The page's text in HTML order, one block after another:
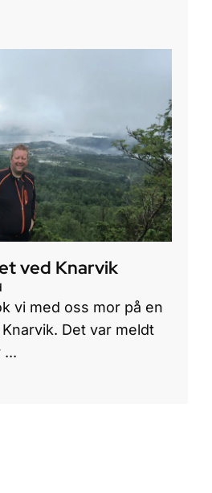
ved Knarvik
vi med oss mor på en
Det var meldt